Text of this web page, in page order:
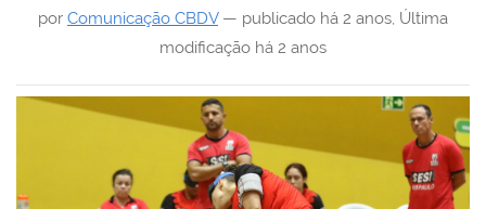
por Comunicação CBDV— publicado há 2 anos, Última
modificação há 2 anos